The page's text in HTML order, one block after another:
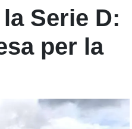
Serie D:
per la